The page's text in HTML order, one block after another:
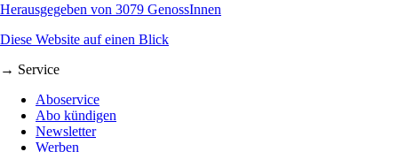
Herausgegeben von 3079 GenossInnen
Diese Website auf einen Blick
→ Service
Aboservice
Abo kündigen
Newsletter
Werben